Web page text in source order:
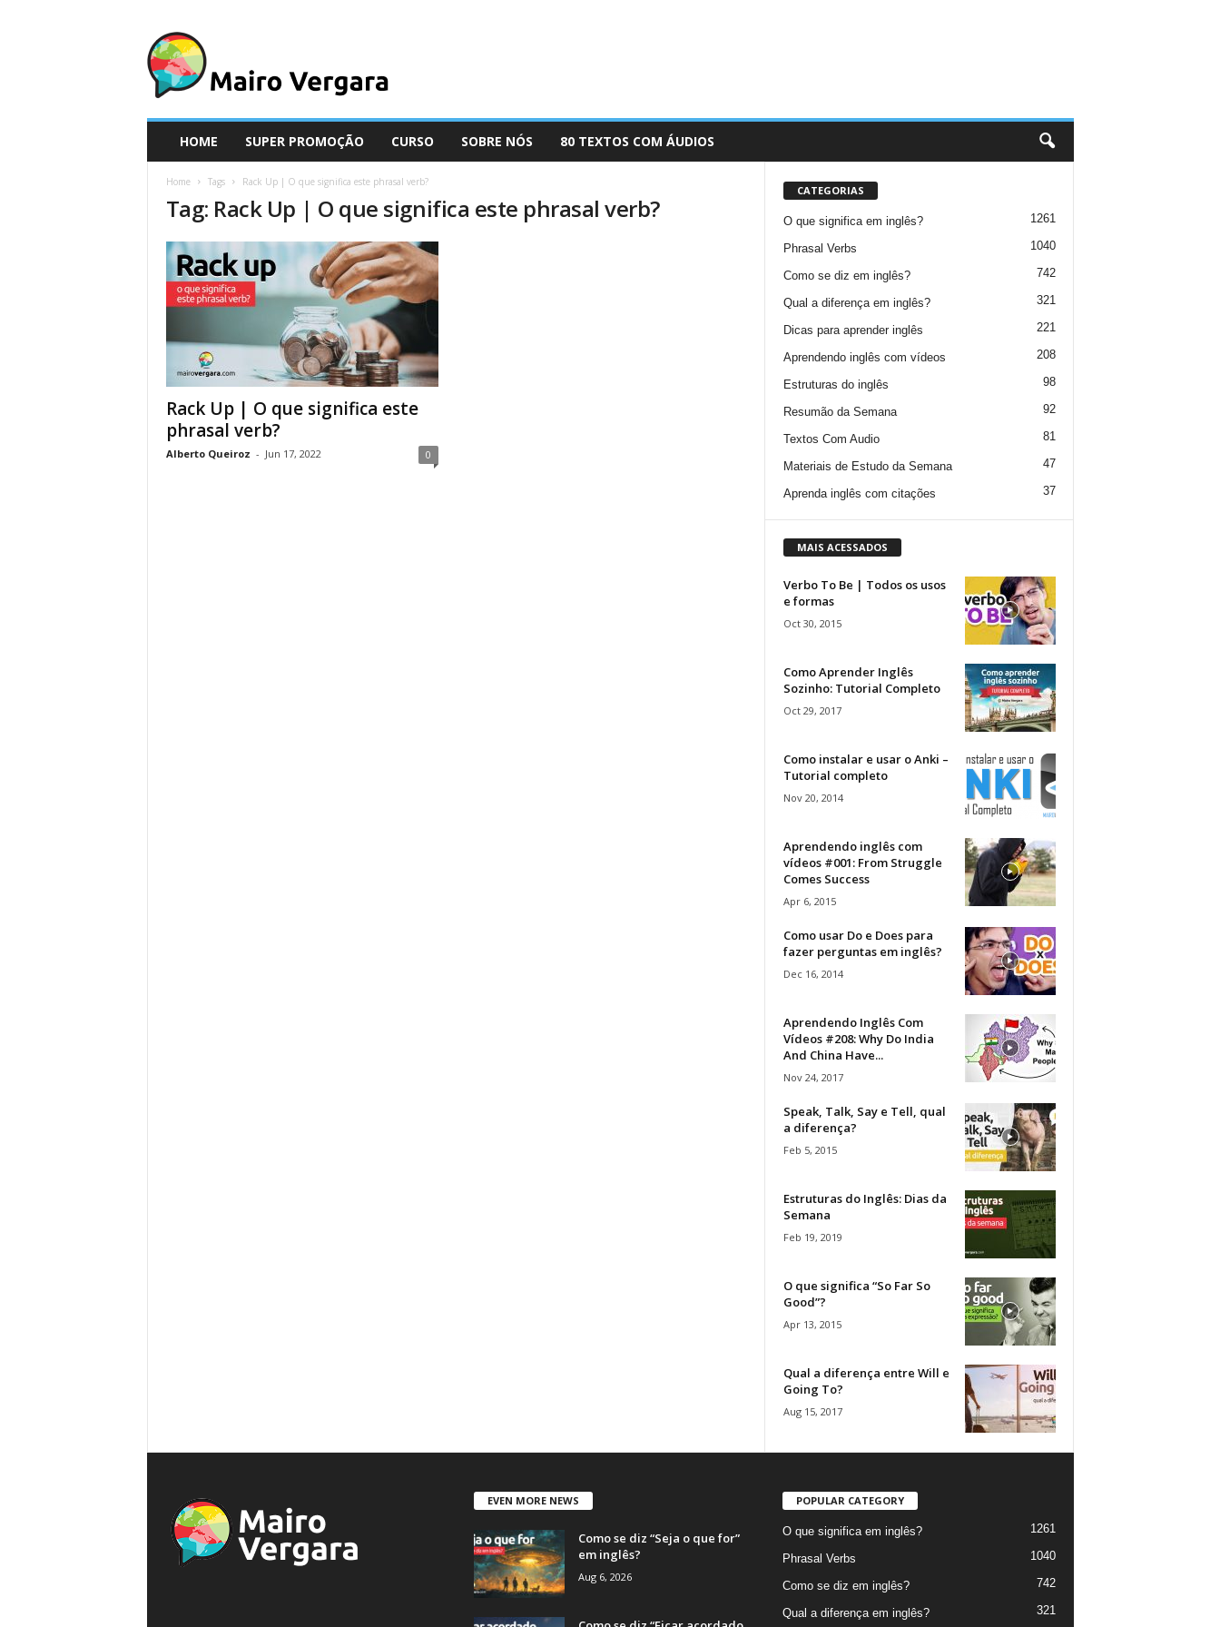
i
r
HOME SUPER PROMOÇÃO CURSO SOBRE NÓS 80 TEXTOS COM ÁUDIOS
Home Tags Rack Up | O que significa este phrasal verb?
Tag: Rack Up | O que significa este phrasal verb?
Rack Up | O que significa este
phrasal verb?
Alberto Queiroz - Jun 17, 2022 0
CATEGORIAS
O que significa em inglês? 1261
Phrasal Verbs 1040
Como se diz em inglês? 742
Qual a diferença em inglês? 321
Dicas para aprender inglês 221
Aprendendo inglês com vídeos 208
Estruturas do inglês 98
Resumão da Semana 92
Textos Com Audio 81
Materiais de Estudo da Semana 47
Aprenda inglês com citações 37
MAIS ACESSADOS
Verbo To Be | Todos os usos
e formas
Oct 30, 2015
Como Aprender Inglês
Sozinho: Tutorial Completo
Oct 29, 2017
Como instalar e usar o Anki –
Tutorial completo
Nov 20, 2014
Aprendendo inglês com
vídeos #001: From Struggle
Comes Success
Apr 6, 2015
Como usar Do e Does para
fazer perguntas em inglês?
Dec 16, 2014
Aprendendo Inglês Com
Vídeos #208: Why Do India
And China Have...
Nov 24, 2017
Speak, Talk, Say e Tell, qual
a diferença?
Feb 5, 2015
Estruturas do Inglês: Dias da
Semana
Feb 19, 2019
O que significa “So Far So
Good”?
Apr 13, 2015
Qual a diferença entre Will e
Going To?
Aug 15, 2017
EVEN MORE NEWS
Como se diz “Seja o que for”
em inglês?
Aug 6, 2026
POPULAR CATEGORY
O que significa em inglês? 1261
Phrasal Verbs 1040
Como se diz em inglês? 742
Qual a diferença em inglês? 321